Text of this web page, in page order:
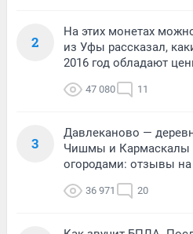
2
На этих монетах
из Уфы рассказал,
2016 год обладают
47 080 11
3
Давлеканово —
Чишмы и Кармаскалы
огородами: отзывы
36 971 20